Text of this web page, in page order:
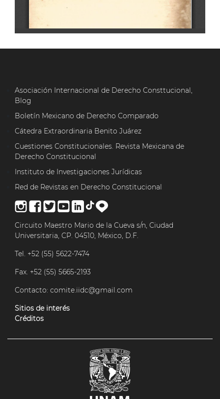
Asociación Internacional de Derecho Consttucional,
Blog
Boletín Mexicano de Derecho Comparado
Cátedra Extraordinaria Benito Juárez
Cuestiones Constitucionales. Revista Mexicana de
Derecho Constitucional
Instituto de Investigaciones Jurídicas
Red de Revistas en Derecho Constitucional
Circuito Maestro Mario de la Cueva s/n, Ciudad
Universitaria, CP. 04510, México, D.F.
Tel. +52 (55) 5622-7474
Fax. +52 (55) 5665-2193
Contacto: comite.iidc@gmail.com
Sitios de interés
Créditos